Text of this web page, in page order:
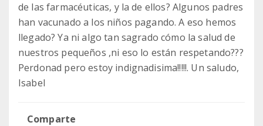
de las farmacéuticas, y la de ellos? Algunos padres
han vacunado a los niños pagando. A eso hemos
llegado? Ya ni algo tan sagrado cómo la salud de
nuestros pequeños ,ni eso lo están respetando???
Perdonad pero estoy indignadisima!!!!!. Un saludo,
Isabel
Comparte